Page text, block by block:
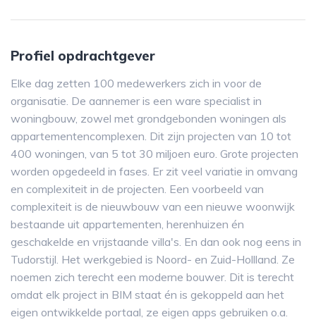
Profiel opdrachtgever
Elke dag zetten 100 medewerkers zich in voor de
organisatie. De aannemer is een ware specialist in
woningbouw, zowel met grondgebonden woningen als
appartementencomplexen. Dit zijn projecten van 10 tot
400 woningen, van 5 tot 30 miljoen euro. Grote projecten
worden opgedeeld in fases. Er zit veel variatie in omvang
en complexiteit in de projecten. Een voorbeeld van
complexiteit is de nieuwbouw van een nieuwe woonwijk
bestaande uit appartementen, herenhuizen én
geschakelde en vrijstaande villa's. En dan ook nog eens in
Tudorstijl. Het werkgebied is Noord- en Zuid-Hollland. Ze
noemen zich terecht een moderne bouwer. Dit is terecht
omdat elk project in BIM staat én is gekoppeld aan het
eigen ontwikkelde portaal, ze eigen apps gebruiken o.a.